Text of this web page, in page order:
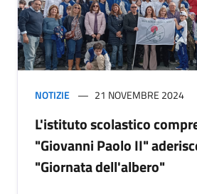
NOTIZIE 21 NOVEMBRE 2024
L'istituto scolastico
"Giovanni Paolo II"
"Giornata dell'albero"